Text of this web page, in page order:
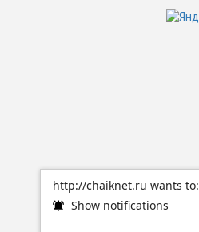
http://chaiknet.ru wants to:
Show notifications